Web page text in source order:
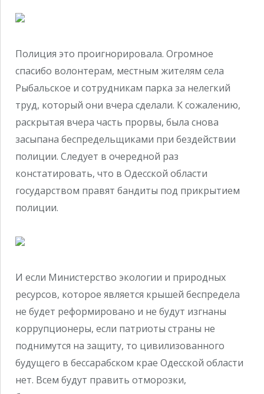
Полиция это проигнорировала. Огромное
спасибо волонтерам, местным жителям села
Рыбальское и сотрудникам парка за нелегкий
труд, который они вчера сделали. К сожалению,
раскрытая вчера часть прорвы, была снова
засыпана беспредельщиками при бездействии
полиции. Следует в очередной раз
констатировать, что в Одесской области
государством правят бандиты под прикрытием
полиции.
И если Министерство экологии и природных
ресурсов, которое является крышей беспредела
не будет реформировано и не будут изгнаны
коррупционеры, если патриоты страны не
поднимутся на защиту, то цивилизованного
будущего в бессарабском крае Одесской области
нет. Всем будут править отморозки,